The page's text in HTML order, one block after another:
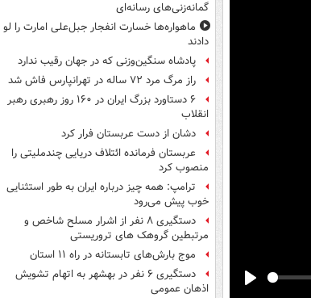
گمانه‌زنی‌های رسانه‌ای
ماهواره‌ها خسارت انفجار جبل‌علی امارت را لو
دادند
پادشاه سنگین‌وزنی که در جهان رقیب ندارد
راز مرگ مرد ۷۲ ساله در تهرانپارس فاش شد
۶ دستاورد بزرگ ایران در ۱۶۰ روز رهبری رهبر
انقلاب
دشان از دست عربستان فرار کرد
عربستان فرمانده ائتلاف دریایی چندملیتی را
منصوب کرد
ترامپ: همه چیز درباره ایران به طور استثنایی
خوب پیش می‌رود
دستگیری ۸ نفر از اشرار مسلح شاخص و
مرتبطین گروهک های تروریستی
موج بارش‌های تابستانه در راه ۱۱ استان
دستگیری ۶ نفر در بهشهر به اتهام تشویش
اذهان عمومی